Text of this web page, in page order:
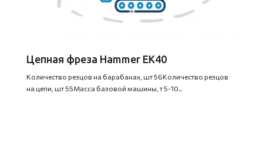
Цепная фреза Hammer EK40
Количество резцов на барабанах, шт 56Количество резцов
на цепи, шт 55Масса базовой машины, т 5-10..